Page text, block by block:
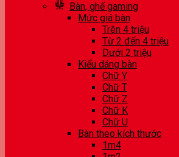
Bàn, ghế gaming
Mức giá bàn
Trên 4 triệu
Từ 2 đến 4 triệu
Dưới 2 triệu
Kiểu dáng bàn
Chữ Y
Chữ T
Chữ Z
Chữ K
Chữ U
Bàn theo kích thước
1m4